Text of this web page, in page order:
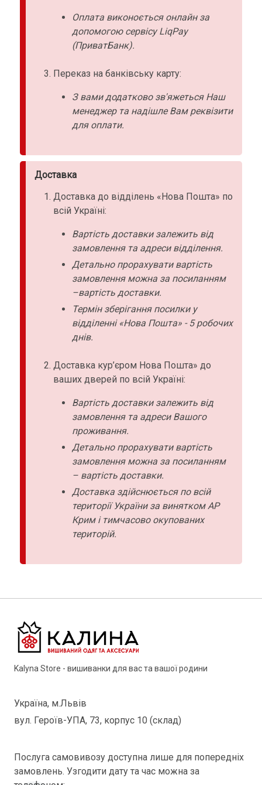
Оплата виконоється онлайн за
допомогою сервісу LiqPay
(ПриватБанк).
Переказ на банківську карту:
З вами додатково зв'яжеться Наш
менеджер та надішле Вам реквізити
для оплати.
Доставка
Доставка до відділень «Нова Пошта» по
всій Україні:
Вартість доставки залежить від
замовлення та адреси відділення.
Детально прорахувати вартість
замовлення можна за посиланням
–вартість доставки.
Термін зберігання посилки у
відділенні «Нова Пошта» - 5 робочих
днів.
Доставка кур’єром Нова Пошта» до
ваших дверей по всій Україні:
Вартість доставки залежить від
замовлення та адреси Вашого
проживання.
Детально прорахувати вартість
замовлення можна за посиланням
– вартість доставки.
Доставка здійснюється по всій
території України за винятком АР
Крим і тимчасово окупованих
територій.
Kalyna Store - вишиванки для вас та вашої родини
Україна, м.Львів
вул. Героїв-УПА, 73, корпус 10 (склад)
Послуга самовивозу доступна лише для попередніх
замовлень. Узгодити дату та час можна за